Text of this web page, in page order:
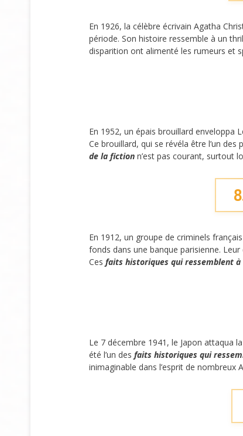
En 1926, la célèbre écrivain Agatha
période. Son histoire ressemble à un
disparition ont alimenté les rumeurs et
En 1952, un épais brouillard
Ce brouillard, qui se révéla être l’un
de la fiction n’est pas courant, surtout
En 1912, un groupe de criminels
fonds dans une banque parisienne.
Ces faits historiques qui ressemblent
Le 7 décembre 1941, le Japon attaqua
été l’un des faits historiques qui
inimaginable dans l’esprit de nombreux